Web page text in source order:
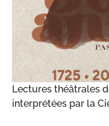
Lectures théâtrales
interprétées par la